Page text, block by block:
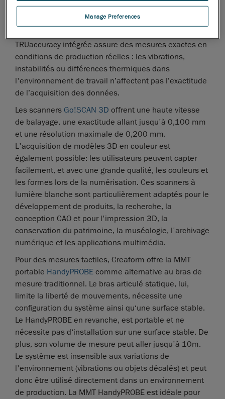
produit, notamment dans la conception, le design, la
fabrication, et pour des fins de documentation,
TRUaccuracy intégrée assure des mesures exactes en
conditions de production réelles : les vibrations,
instabilités ou différences thermiques dans
l'environnement de travail n’affectent pas l’exactitude
de l’acquisition des données.
Les scanners Go!SCAN 3D offrent une haute vitesse
de balayage, une exactitude allant jusqu'à 0,100 mm
et une résolution maximale de 0,200 mm.
L'acquisition de modèles 3D en couleur est
également possible: les utilisateurs peuvent capter
facilement, et avec une grande qualité, les couleurs et
les formes lors de la numérisation. Ces scanners à
lumière blanche sont particulièrement adaptés pour le
développement de produits, la recherche, la
conception CAO et pour l'impression 3D, la
conservation du patrimoine, la muséologie, l'archivage
numérique et les applications multimédia.
Pour des mesures tactiles, Creaform offre la MMT
portable HandyPROBE comme alternative au bras de
mesure traditionnel. Le bras articulé statique, lui,
limite la liberté de mouvements, nécessite une
configuration du système ainsi qu‘une surface stable.
Le HandyPROBE en revanche, est portable et ne
nécessite pas d‘installation sur une surface stable. De
plus, son volume de mesure peut aller jusqu'à 10m.
Le système est insensible aux variations de
l'environnement (vibrations ou objets décalés) et peut
donc être utilisé directement dans un environnement
de production. La MMT HandyPROBE est idéale pour
Manage Preferences